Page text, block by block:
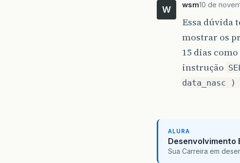
W wsm10 de
Essa dúvida
mostrar os
15 dias
instrução
data_nasc )
ALURA
Desenvolvimento
Sua Carreira em